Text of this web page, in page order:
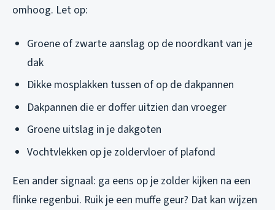
omhoog. Let op:
Groene of zwarte aanslag op de noordkant van je
dak
Dikke mosplakken tussen of op de dakpannen
Dakpannen die er doffer uitzien dan vroeger
Groene uitslag in je dakgoten
Vochtvlekken op je zoldervloer of plafond
Een ander signaal: ga eens op je zolder kijken na een
flinke regenbui. Ruik je een muffe geur? Dat kan wijzen